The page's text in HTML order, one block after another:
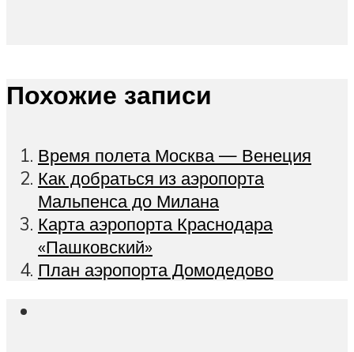
Похожие записи
Время полета Москва — Венеция
Как добраться из аэропорта
Мальпенса до Милана
Карта аэропорта Краснодара
«Пашковский»
План аэропорта Домодедово